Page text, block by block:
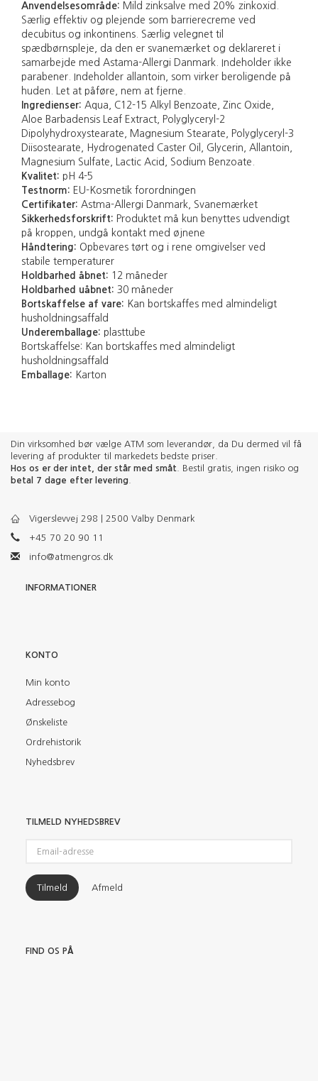
Anvendelsesområde: Mild zinksalve med 20% zinkoxid.
Særlig effektiv og plejende som barrierecreme ved
decubitus og inkontinens. Særlig velegnet til
spædbørnspleje, da den er svanemærket og deklareret i
samarbejde med Astama-Allergi Danmark. Indeholder ikke
parabener. Indeholder allantoin, som virker beroligende på
huden. Let at påføre, nem at fjerne.
Ingredienser: Aqua, C12-15 Alkyl Benzoate, Zinc Oxide,
Aloe Barbadensis Leaf Extract, Polyglyceryl-2
Dipolyhydroxystearate, Magnesium Stearate, Polyglyceryl-3
Diisostearate, Hydrogenated Caster Oil, Glycerin, Allantoin,
Magnesium Sulfate, Lactic Acid, Sodium Benzoate.
Kvalitet: pH 4-5
Testnorm: EU-Kosmetik forordningen
Certifikater: Astma-Allergi Danmark, Svanemærket
Sikkerhedsforskrift: Produktet må kun benyttes udvendigt
på kroppen, undgå kontakt med øjnene
Håndtering: Opbevares tørt og i rene omgivelser ved
stabile temperaturer
Holdbarhed åbnet: 12 måneder
Holdbarhed uåbnet: 30 måneder
Bortskaffelse af vare: Kan bortskaffes med almindeligt
husholdningsaffald
Underemballage: plasttube
Bortskaffelse: Kan bortskaffes med almindeligt
husholdningsaffald
Emballage: Karton
Din virksomhed bør vælge ATM som leverandør, da Du dermed vil få
levering af produkter til markedets bedste priser.
Hos os er der intet, der står med småt . Bestil gratis, ingen risiko og
betal 7 dage efter levering
Vigerslevvej 298 | 2500 Valby Denmark
+45 70 20 90 11
info@atmengros.dk
INFORMATIONER
KONTO
Min konto
Adressebog
Ønskeliste
Ordrehistorik
Nyhedsbrev
TILMELD NYHEDSBREV
adresse
Tilmeld Afmeld
FIND OS PÅ